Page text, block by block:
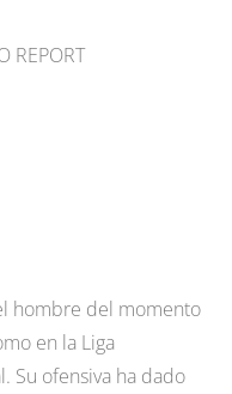
REPORT
hombre del momento
en la Liga
Su ofensiva ha dado